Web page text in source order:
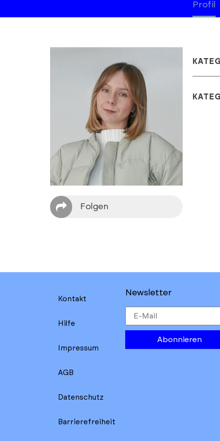
Profil
Folgen
Kontakt
Hilfe
Impressum
AGB
Datenschutz
Barrierefreiheit
Newsletter
Abonnieren